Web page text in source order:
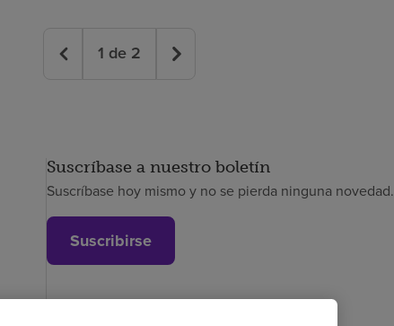
1 de 2
Suscríbase a nuestro boletín
Suscríbase hoy mismo y no se pierda ninguna novedad.
Suscribirse